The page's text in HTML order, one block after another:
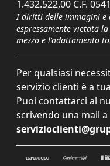
1.432.522,00 C.F.
I diritti delle immagini e
espressamente vietata
mezzo e l'adattamento
Per qualsiasi
servizio clienti è a
Puoi contattarci al
scrivendo una mail a